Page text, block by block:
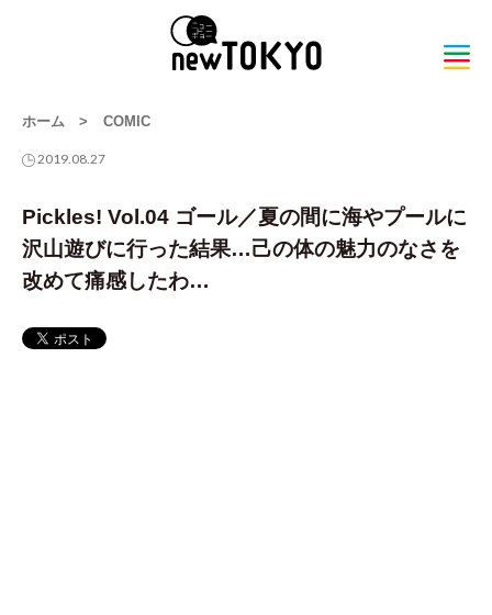
ホーム > COMIC
2019.08.27
Pickles! Vol.04 ゴール／夏の間に海やプールに
沢山遊びに行った結果…己の体の魅力のなさを
改めて痛感したわ…